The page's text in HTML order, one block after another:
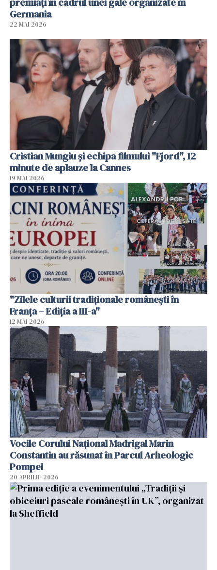
Germania
22 MAI 2026
Cristian Mungiu şi echipa filmului "Fjord", 12
minute de aplauze la Cannes
19 MAI 2026
"Zilele culturii tradiționale românești în
Franța – Ediția a III-a"
12 MAI 2026
Vocile Corului Național Madrigal Marin
Constantin au răsunat în Parcul Arheologic
Pompei
20 APRILIE 2026